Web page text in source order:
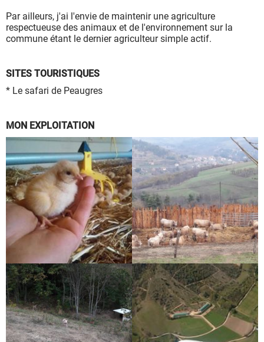
Par ailleurs, j'ai l'envie de maintenir une agriculture
respectueuse des animaux et de l'environnement sur la
commune étant le dernier agriculteur simple actif.
SITES TOURISTIQUES
* Le safari de Peaugres
MON EXPLOITATION